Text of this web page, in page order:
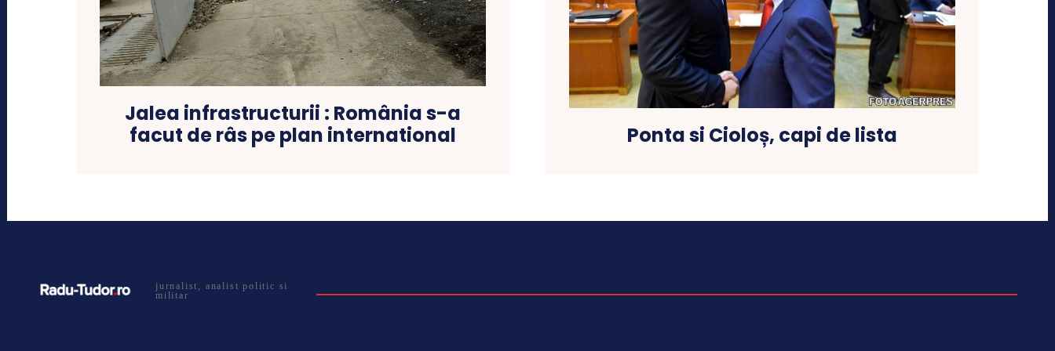
Jalea infrastructurii : România s-a
facut de râs pe plan international
Ponta si Cioloș, capi de lista
jurnalist, analist politic si
militar